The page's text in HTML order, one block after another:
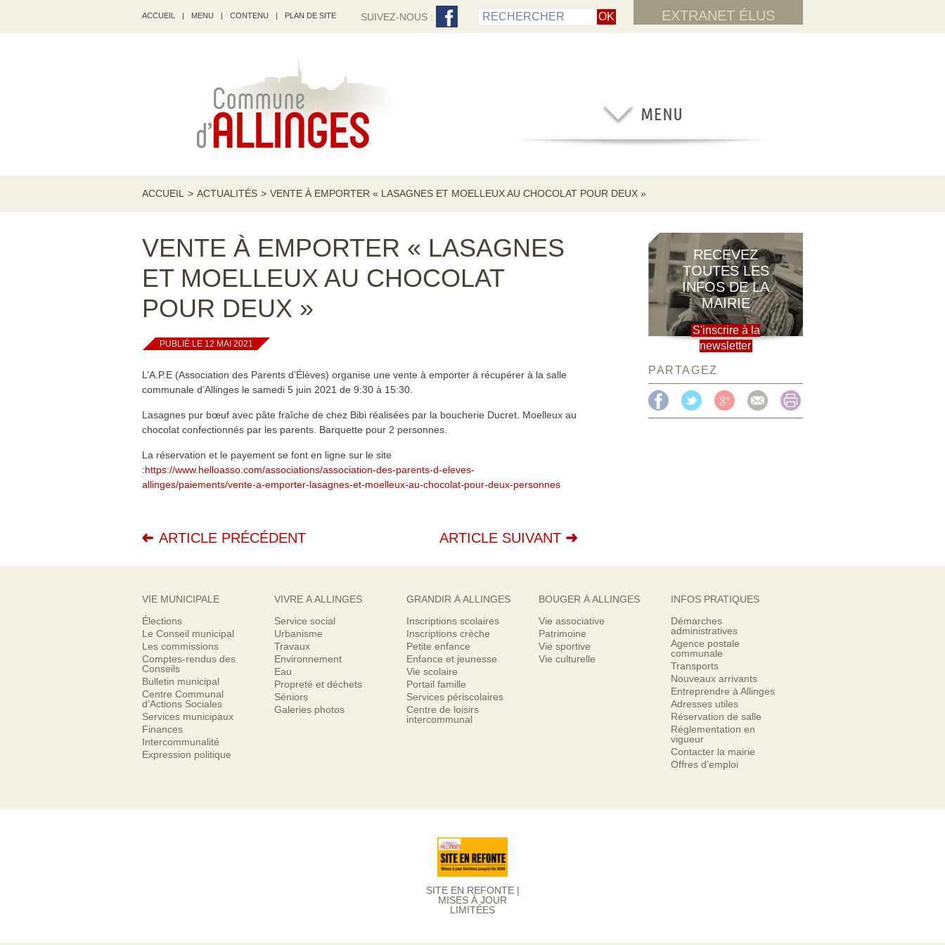
ACCUEIL | MENU | CONTENU | PLAN DE SITE EXTRANET ÉLUS
SUIVEZ-NOUS :
ACCUEIL > ACTUALITÉS > VENTE À EMPORTER « LASAGNES ET MOELLEUX AU CHOCOLAT POUR DEUX »
VENTE À EMPORTER « LASAGNES
ET MOELLEUX AU CHOCOLAT
POUR DEUX »
PUBLIÉ LE 12 MAI 2021
L’A.P.E (Association des Parents d’Élèves) organise une vente à emporter à récupérer à la salle
communale d’Allinges le samedi 5 juin 2021 de 9:30 à 15:30.
Lasagnes pur bœuf avec pâte fraîche de chez Bibi réalisées par la boucherie Ducret. Moelleux au
chocolat confectionnés par les parents. Barquette pour 2 personnes.
La réservation et le payement se font en ligne sur le site
:https://www.helloasso.com/associations/association-des-parents-d-eleves-
allinges/paiements/vente-a-emporter-lasagnes-et-moelleux-au-chocolat-pour-deux-personnes
ARTICLE PRÉCÉDENT ARTICLE SUIVANT
RECEVEZ
TOUTES LES
INFOS DE LA
MAIRIE
S'inscrire à la
newsletter
PARTAGEZ
VIE MUNICIPALE
Élections
Le Conseil municipal
Les commissions
Comptes-rendus des
Conseils
Bulletin municipal
Centre Communal
d’Actions Sociales
Services municipaux
Finances
Intercommunalité
Expression politique
VIVRE À ALLINGES
Service social
Urbanisme
Travaux
Environnement
Eau
Propreté et déchets
Séniors
Galeries photos
GRANDIR À ALLINGES
Inscriptions scolaires
Inscriptions crèche
Petite enfance
Enfance et jeunesse
Vie scolaire
Portail famille
Services périscolaires
Centre de loisirs
intercommunal
BOUGER À ALLINGES
Vie associative
Patrimoine
Vie sportive
Vie culturelle
INFOS PRATIQUES
Démarches
administratives
Agence postale
communale
Transports
Nouveaux arrivants
Entreprendre à Allinges
Adresses utiles
Réservation de salle
Réglementation en
vigueur
Contacter la mairie
Offres d’emploi
SITE EN REFONTE |
MISES À JOUR
LIMITÉES